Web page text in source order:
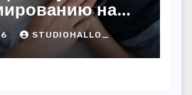
на
STUDIOHALLO_